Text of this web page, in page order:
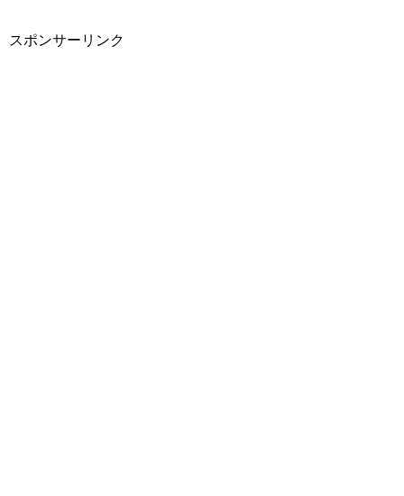
スポンサーリンク